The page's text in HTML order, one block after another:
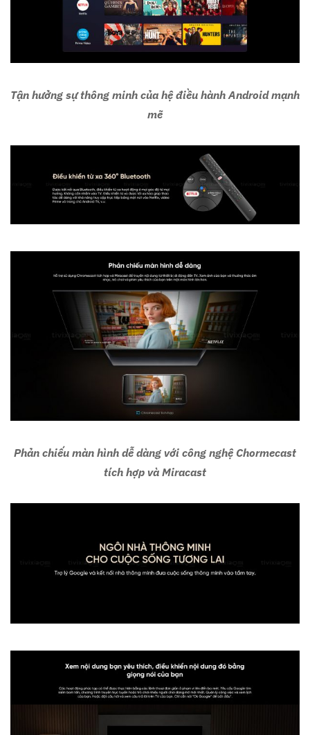
Tận hưởng sự thông minh của hệ điều hành Android mạnh
mẽ
Phản chiếu màn hình dễ dàng với công nghệ Chormecast
tích hợp và Miracast